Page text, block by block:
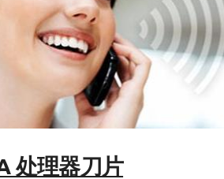
处理器刀片